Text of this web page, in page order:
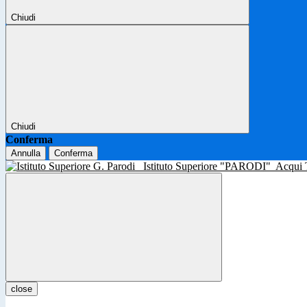
Chiudi
Chiudi
Conferma
Annulla Conferma
Istituto Superiore "PARODI" Acqui
close